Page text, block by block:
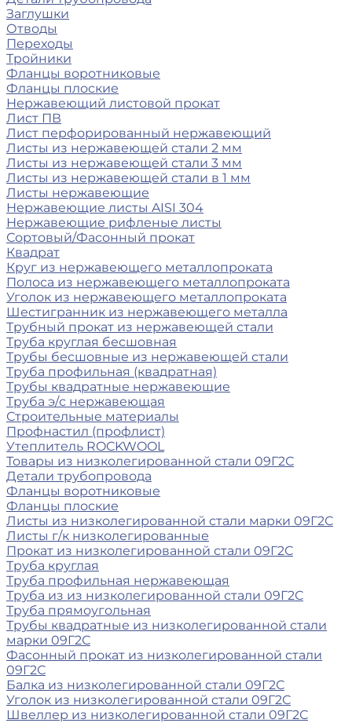
Заглушки
Отводы
Переходы
Тройники
Фланцы воротниковые
Фланцы плоские
Нержавеющий листовой прокат
Лист ПВ
Лист перфорированный нержавеющий
Листы из нержавеющей стали 2 мм
Листы из нержавеющей стали 3 мм
Листы из нержавеющей стали в 1 мм
Листы нержавеющие
Нержавеющие листы AISI 304
Нержавеющие рифленые листы
Сортовый/Фасонный прокат
Квадрат
Круг из нержавеющего металлопроката
Полоса из нержавеющего металлопроката
Уголок из нержавеющего металлопроката
Шестигранник из нержавеющего металла
Трубный прокат из нержавеющей стали
Труба круглая бесшовная
Трубы бесшовные из нержавеющей стали
Труба профильная (квадратная)
Трубы квадратные нержавеющие
Труба э/с нержавеющая
Строительные материалы
Профнастил (профлист)
Утеплитель ROCKWOOL
Товары из низколегированной стали 09Г2С
Детали трубопровода
Фланцы воротниковые
Фланцы плоские
Листы из низколегированной стали марки 09Г2С
Листы г/к низколегированные
Прокат из низколегированной стали 09Г2С
Труба круглая
Труба профильная нержавеющая
Труба из из низколегированной стали 09Г2С
Труба прямоугольная
Трубы квадратные из низколегированной стали
марки 09Г2С
Фасонный прокат из низколегированной стали
09Г2С
Балка из низколегированной стали 09Г2С
Уголок из низколегированной стали 09Г2С
Швеллер из низколегированной стали 09Г2С